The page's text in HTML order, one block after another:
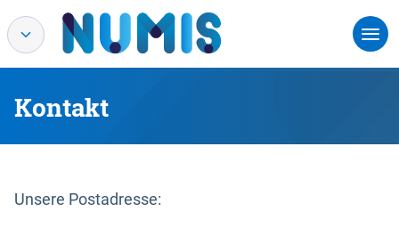
Kontakt
Unsere Postadresse: